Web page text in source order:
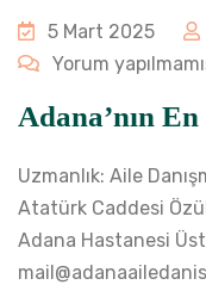
5 Mart 2025
Yorum
Adana’nın
Uzmanlık: Aile
Atatürk Caddesi
Adana Hastanesi